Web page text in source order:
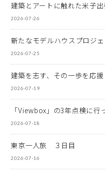
建築とアートに触れた米子出
2026-07-26
新たなモデルハウスプロジェ
2026-07-25
建築を志す、その一歩を応
2026-07-19
「Viewbox」の3年点検に行
2026-07-18
東京一人旅 ３日目
2026-07-16